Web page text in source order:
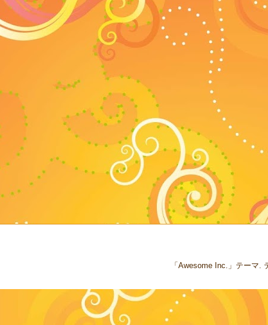
「Awesome Inc.」テーマ.